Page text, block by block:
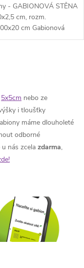
- GABIONOVÁ STĚNA
cm, rozm.
cm Gabionová
vhodná například jako
5x5cm nebo ze
i tloušťky
máme dlouholeté
odborné
nás zcela zdarma,